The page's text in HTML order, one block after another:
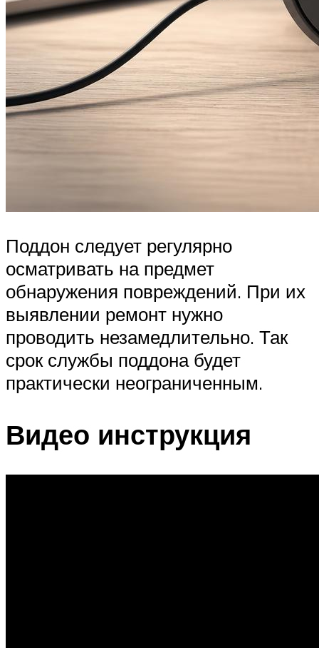
Поддон следует регулярно
осматривать на предмет
обнаружения повреждений. При их
выявлении ремонт нужно
проводить незамедлительно. Так
срок службы поддона будет
практически неограниченным.
Видео инструкция